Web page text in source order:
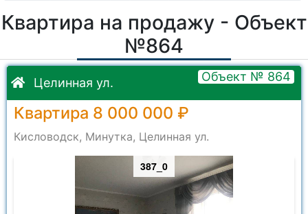
Квартира на продажу - Объект
№864
Целинная ул. Объект № 864
Квартира 8 000 000 ₽
Кисловодск, Минутка, Целинная ул.
387_0